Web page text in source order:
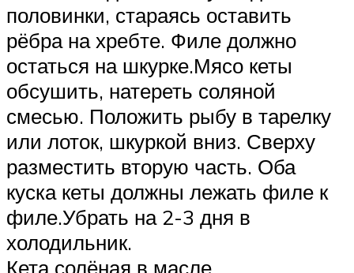
половинки, стараясь оставить
рёбра на хребте. Филе должно
остаться на шкурке.Мясо кеты
обсушить, натереть соляной
смесью. Положить рыбу в тарелку
или лоток, шкуркой вниз. Сверху
разместить вторую часть. Оба
куска кеты должны лежать филе к
филе.Убрать на 2-3 дня в
холодильник.
Кета солёная в масле